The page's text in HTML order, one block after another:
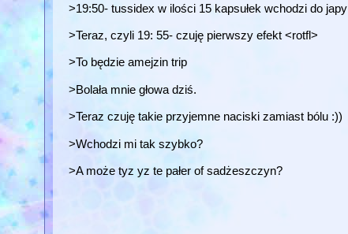
>19:50- tussidex w ilości 15 kapsułek wchodzi do japy
>Teraz, czyli 19: 55- czuję pierwszy efekt <rotfl>
>To będzie amejzin trip
>Bolała mnie głowa dziś.
>Teraz czuję takie przyjemne naciski zamiast bólu :))
>Wchodzi mi tak szybko?
>A może tyz yz te pałer of sadżeszczyn?